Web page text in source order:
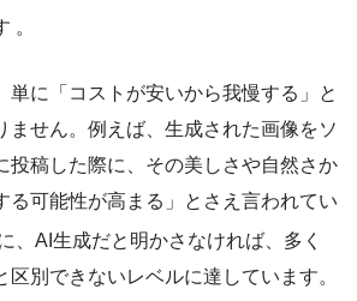
。
単に「コストが安いから我慢する」と
ません。例えば、生成された画像をソ
投稿した際に、その美しさや自然さか
る可能性が高まる」とさえ言われてい
、AI生成だと明かさなければ、多く
区別できないレベルに達しています。